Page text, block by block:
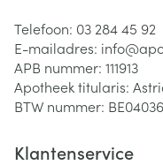
Telefoon: 03 284 45 92
E-mailadres: info@
APB nummer: 111913
Apotheek titularis:
BTW nummer:
Klantenservice